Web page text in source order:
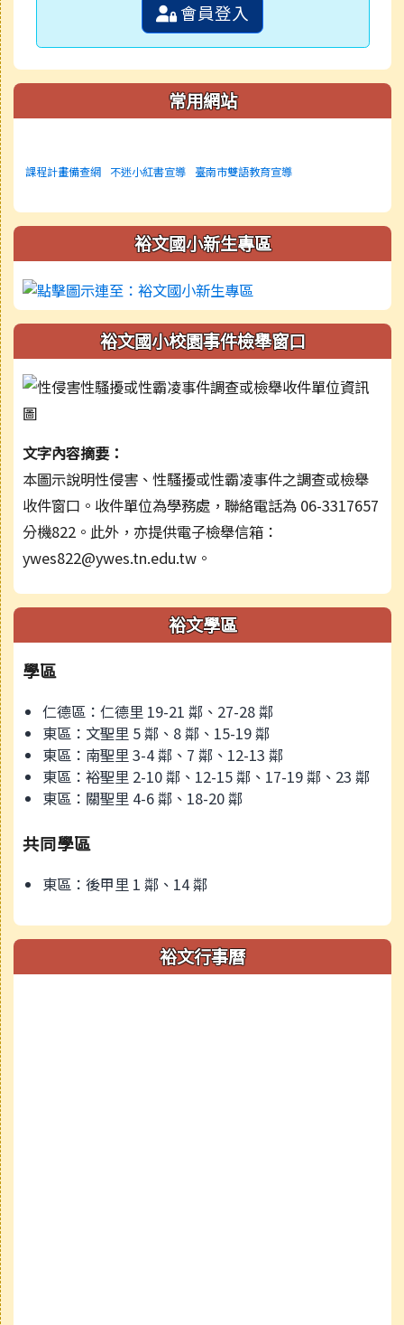
會員登入
常用網站
課程計畫備查網 不迷小紅書宣導 臺南市雙語教育宣導
裕文國小新生專區
裕文國小校園事件檢舉窗口
文字內容摘要：
本圖示說明性侵害、性騷擾或性霸凌事件之調查或檢舉
收件窗口。收件單位為學務處，聯絡電話為 06-3317657
分機822。此外，亦提供電子檢舉信箱：
ywes822@ywes.tn.edu.tw。
裕文學區
學區
仁德區：仁德里 19-21 鄰、27-28 鄰
東區：文聖里 5 鄰、8 鄰、15-19 鄰
東區：南聖里 3-4 鄰、7 鄰、12-13 鄰
東區：裕聖里 2-10 鄰、12-15 鄰、17-19 鄰、23 鄰
東區：關聖里 4-6 鄰、18-20 鄰
共同學區
東區：後甲里 1 鄰、14 鄰
裕文行事曆